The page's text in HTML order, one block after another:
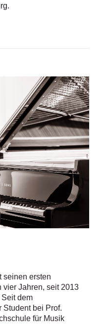
seinen ersten
vier Jahren, seit 2013
dem
Student bei Prof.
für Musik